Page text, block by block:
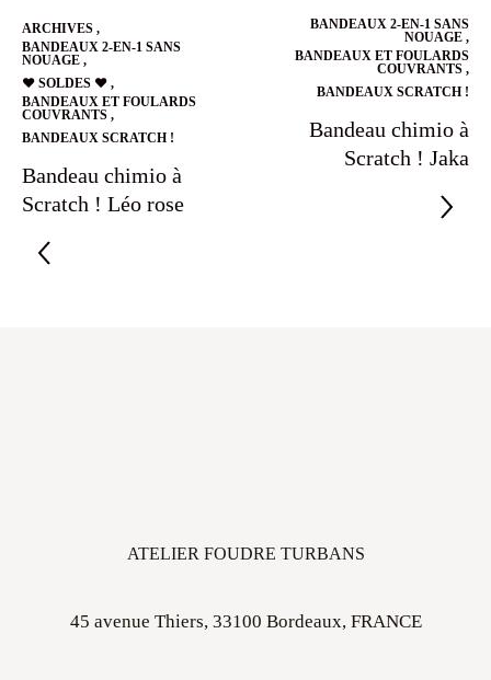
ARCHIVES ,
BANDEAUX 2-EN-1 SANS
NOUAGE ,
❤️ SOLDES ❤️ ,
BANDEAUX ET FOULARDS
COUVRANTS ,
BANDEAUX SCRATCH !
Bandeau chimio à
Scratch ! Léo rose
BANDEAUX 2-EN-1 SANS
NOUAGE ,
BANDEAUX ET FOULARDS
COUVRANTS ,
BANDEAUX SCRATCH !
Bandeau chimio à
Scratch ! Jaka
ATELIER FOUDRE TURBANS
45 avenue Thiers, 33100 Bordeaux, FRANCE